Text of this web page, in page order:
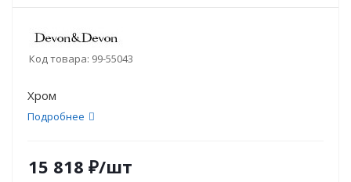
Код товара: 99-55043
Хром
Подробнее
15 818 ₽/шт